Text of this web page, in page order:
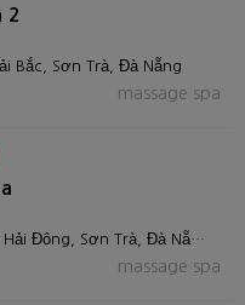
2
Bắc, Sơn Trà, Đà Nẵng
massage spa
96a Lê Hữu Trác, An Hải Đông, Sơn Trà, Đà Nẵng
massage spa